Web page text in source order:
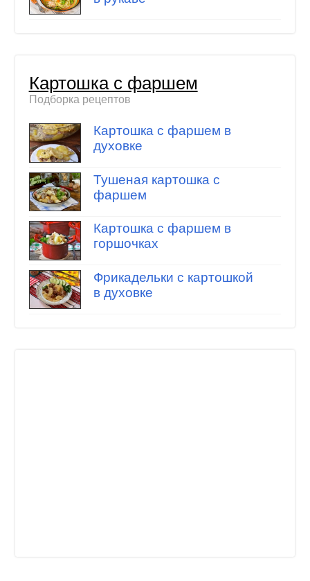
Картошка с фаршем
Подборка рецептов
Картошка с фаршем в
духовке
Тушеная картошка с
фаршем
Картошка с фаршем в
горшочках
Фрикадельки с картошкой
в духовке